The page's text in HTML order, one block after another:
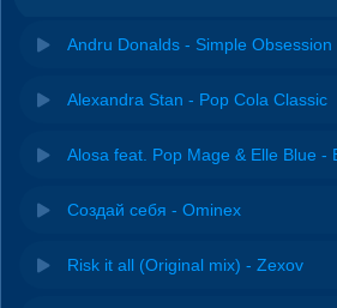
Andru Donalds - Simple
Alexandra Stan - Pop Cola Classic
Alosa feat. Pop Mage & Elle Blue -
Создай себя - Ominex
Risk it all (Original mix) - Zexov